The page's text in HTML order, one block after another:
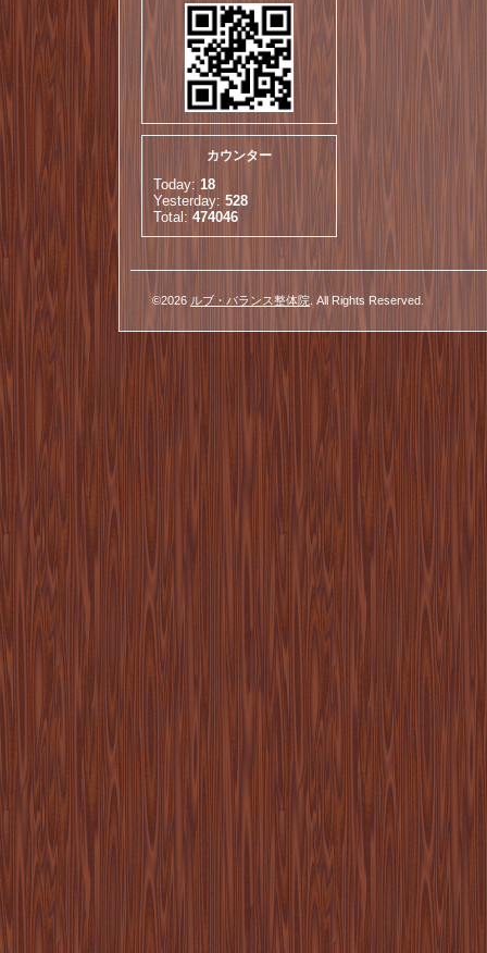
カウンター
Today: 18
Yesterday: 528
Total: 474046
©2026 ルブ・バランス整体院 . All Rights Reserved.